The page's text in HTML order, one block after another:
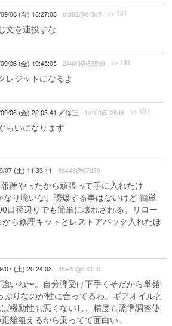
06 (金) 18:27:08 bfd92@8f3d5 >> 131
文を連投すな
06 (金) 19:45:05 24469@835b9 >> 131
レジットになるよ
06 (金) 22:03:41 修正 1c109@f26d6 >> 131
らいになります
07 (土) 11:33:11 8d448@d7a89
酬やったから頑張って手に入れたけ
り脆いな。誘爆する事はないけど 簡単
口径辺りでも簡単に壊れされる。リロー
から修理キットとレストアパック入れたほ
07 (土) 20:24:03 38e4b@581b5
いね〜。自分弾受け下手くそだから単発
ぷりなのが性に合ってるわ。ギアオイルと
機動性も悪くないし、精度も照準調整使
離狙えるから乗ってて面白い。